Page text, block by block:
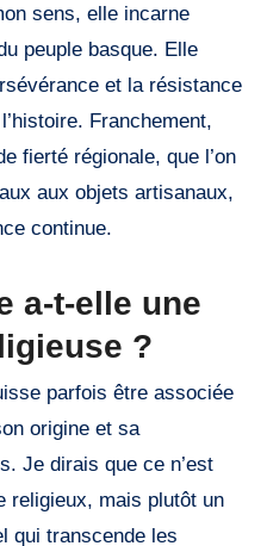
sens, elle incarne
peuple basque. Elle
et la résistance
Franchement,
fierté régionale, que l’on
aux objets artisanaux,
continue.
a-t-elle une
?
origine et sa
Je dirais que ce n’est
religieux, mais plutôt un
qui transcende les